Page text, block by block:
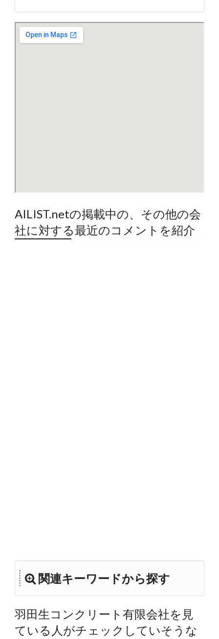
AILIST.netの掲載中の、その他の会
社に対する最近のコメントを紹介
関連キーワードから探す
羽田生コンクリート有限会社を見
ている人がチェックしていそうな